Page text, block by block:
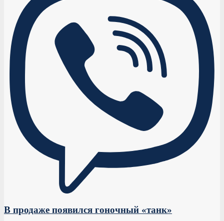
В продаже появился гоночный «танк»